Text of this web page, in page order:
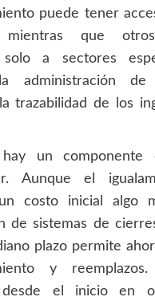
puede tener
mientras que
solo a sectores
administración
trazabilidad de los
hay un componente
Aunque el
costo inicial algo
de sistemas de
plazo permite
y
desde el inicio en